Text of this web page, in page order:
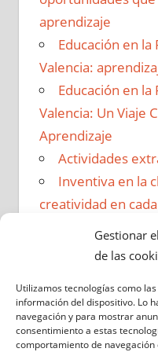
Gestionar
de las
Utilizamos tecnologías como
información del dispositivo. Lo
navegación y para mostrar
consentimiento a estas
comportamiento de navegación
aprendizaje
Educación en la
Valencia:
Educación en la
Valencia: Un Viaje
Aprendizaje
Actividades
Inventiva en la
creatividad en
LINKS
Misterios
Camas para perros